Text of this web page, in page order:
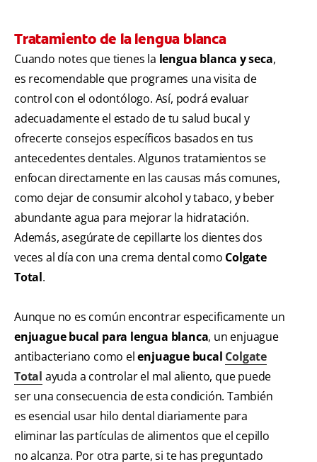
Tratamiento de la lengua blanca
Cuando notes que tienes la lengua blanca y seca,
es recomendable que programes una visita de
control con el odontólogo. Así, podrá evaluar
adecuadamente el estado de tu salud bucal y
ofrecerte consejos específicos basados en tus
antecedentes dentales. Algunos tratamientos se
enfocan directamente en las causas más comunes,
como dejar de consumir alcohol y tabaco, y beber
abundante agua para mejorar la hidratación.
Además, asegúrate de cepillarte los dientes dos
veces al día con una crema dental como Colgate
Total.
Aunque no es común encontrar especificamente un
enjuague bucal para lengua blanca, un enjuague
antibacteriano como elenjuague bucal Colgate
Total ayuda a controlar el mal aliento, que puede
ser una consecuencia de esta condición. También
es esencial usar hilo dental diariamente para
eliminar las partículas de alimentos que el cepillo
no alcanza. Por otra parte, si te has preguntado